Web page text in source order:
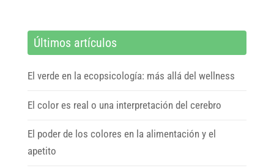
Últimos artículos
El verde en la ecopsicología: más allá del wellness
El color es real o una interpretación del cerebro
El poder de los colores en la alimentación y el
apetito